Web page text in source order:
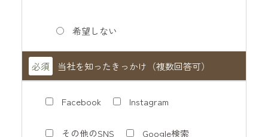
希望しない
必須 当社を知ったきっかけ（複数回答可）
Facebook Instagram
その他のSNS Google検索